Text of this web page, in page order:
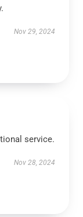
Nov 29, 2024
service.
Nov 28, 2024